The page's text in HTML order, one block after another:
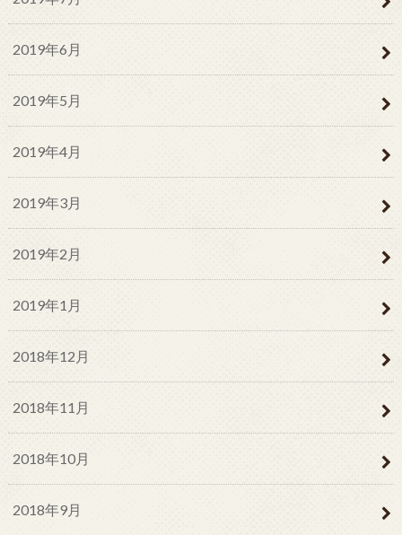
2019年6月
2019年5月
2019年4月
2019年3月
2019年2月
2019年1月
2018年12月
2018年11月
2018年10月
2018年9月